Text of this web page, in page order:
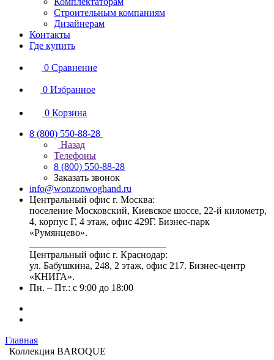
Строительным компаниям
Дизайнерам
Контакты
Где купить
0 Сравнение
0 Избранное
0 Корзина
8 (800) 550-88-28
Назад
Телефоны
8 (800) 550-88-28
Заказать звонок
info@wonzonwoghand.ru
Центральный офис г. Москва:
поселение Московский, Киевское шоссе, 22-й километр,
4, корпус Г, 4 этаж, офис 429Г. Бизнес-парк
«Румянцево».
Центральный офис г. Краснодар:
ул. Бабушкина, 248, 2 этаж, офис 217. Бизнес-центр
«КНИГА».
Пн. – Пт.: с 9:00 до 18:00
Главная
Коллекция BAROQUE